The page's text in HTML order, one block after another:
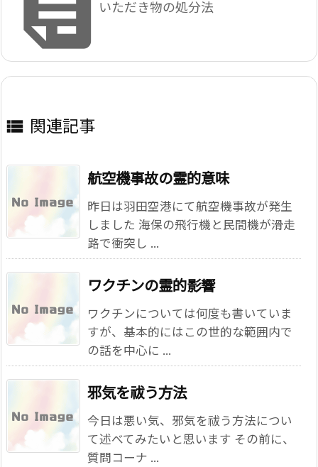
いただき物の処分法
 関連記事
航空機事故の霊的意味
昨日は羽田空港にて航空機事故が発生
しました 海保の飛行機と民間機が滑走
路で衝突し ...
ワクチンの霊的影響
ワクチンについては何度も書いていま
すが、基本的にはこの世的な範囲内で
の話を中心に ...
邪気を祓う方法
今日は悪い気、邪気を祓う方法につい
て述べてみたいと思います その前に、
質問コーナ ...